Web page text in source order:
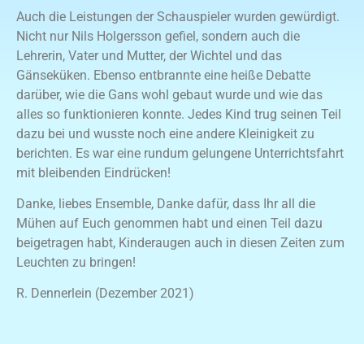
Auch die Leistungen der Schauspieler wurden gewürdigt.
Nicht nur Nils Holgersson gefiel, sondern auch die
Lehrerin, Vater und Mutter, der Wichtel und das
Gänseküken. Ebenso entbrannte eine heiße Debatte
darüber, wie die Gans wohl gebaut wurde und wie das
alles so funktionieren konnte. Jedes Kind trug seinen Teil
dazu bei und wusste noch eine andere Kleinigkeit zu
berichten. Es war eine rundum gelungene Unterrichtsfahrt
mit bleibenden Eindrücken!
Danke, liebes Ensemble, Danke dafür, dass Ihr all die
Mühen auf Euch genommen habt und einen Teil dazu
beigetragen habt, Kinderaugen auch in diesen Zeiten zum
Leuchten zu bringen!
R. Dennerlein (Dezember 2021)